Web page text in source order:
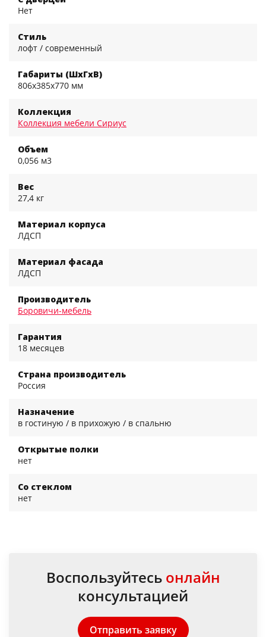
Нет
Стиль
лофт / современный
Габариты (ШхГхВ)
806x385x770 мм
Коллекция
Коллекция мебели Сириус
Объем
0,056 м3
Вес
27,4 кг
Материал корпуса
ЛДСП
Материал фасада
ЛДСП
Производитель
Боровичи-мебель
Гарантия
18 месяцев
Страна производитель
Россия
Назначение
в гостиную / в прихожую / в спальню
Открытые полки
нет
Со стеклом
нет
Воспользуйтесь онлайн
консультацией
Отправить заявку